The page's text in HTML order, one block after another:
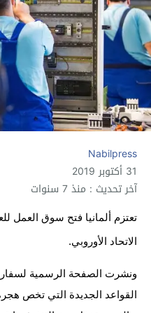
Nabilpress
31 أكتوبر 2019
آخر تحديث : منذ 7 سنوات
تعتزم ألمانيا فتح سوق العمل
الاتحاد الأوروبي.
ونشرت الصفحة الرسمية
القواعد الجديدة التي تخص